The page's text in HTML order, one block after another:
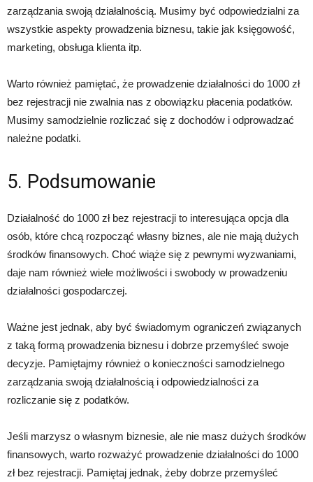
zarządzania swoją działalnością. Musimy być odpowiedzialni za
wszystkie aspekty prowadzenia biznesu, takie jak księgowość,
marketing, obsługa klienta itp.
Warto również pamiętać, że prowadzenie działalności do 1000 zł
bez rejestracji nie zwalnia nas z obowiązku płacenia podatków.
Musimy samodzielnie rozliczać się z dochodów i odprowadzać
należne podatki.
5. Podsumowanie
Działalność do 1000 zł bez rejestracji to interesująca opcja dla
osób, które chcą rozpocząć własny biznes, ale nie mają dużych
środków finansowych. Choć wiąże się z pewnymi wyzwaniami,
daje nam również wiele możliwości i swobody w prowadzeniu
działalności gospodarczej.
Ważne jest jednak, aby być świadomym ograniczeń związanych
z taką formą prowadzenia biznesu i dobrze przemyśleć swoje
decyzje. Pamiętajmy również o konieczności samodzielnego
zarządzania swoją działalnością i odpowiedzialności za
rozliczanie się z podatków.
Jeśli marzysz o własnym biznesie, ale nie masz dużych środków
finansowych, warto rozważyć prowadzenie działalności do 1000
zł bez rejestracji. Pamiętaj jednak, żeby dobrze przemyśleć